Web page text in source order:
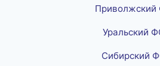
Уральский
Сибирский